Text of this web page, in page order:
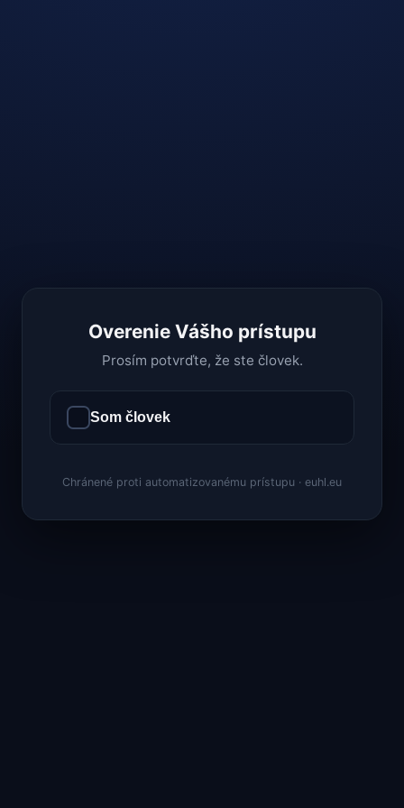
Overenie Vášho prístupu
Prosím potvrďte, že ste človek.
Som človek
Chránené proti automatizovanému prístupu · euhl.eu